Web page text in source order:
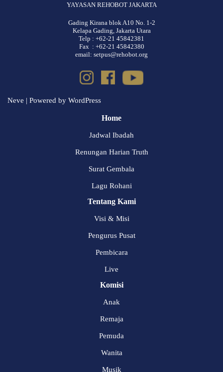
YAYASAN REHOBOT JAKARTA
Gading Kirana blok A10 No. 1-2
Kelapa Gading, Jakarta Utara
Telp : +62-21 45842381
Fax : +62-21 45842380
email: setpus@rehobot.org
Neve | Powered by WordPress
Home
Jadwal Ibadah
Renungan Harian Truth
Surat Gembala
Lagu Rohani
Tentang Kami
Visi & Misi
Pengurus Pusat
Pembicara
Live
Komisi
Anak
Remaja
Pemuda
Wanita
Musik